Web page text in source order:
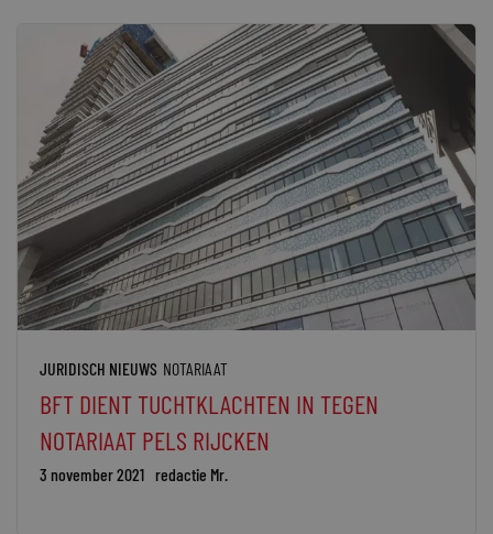
JURIDISCH NIEUWS NOTARIAAT
BFT DIENT TUCHTKLACHTEN IN TEGEN
NOTARIAAT PELS RIJCKEN
3 november 2021 redactie Mr.